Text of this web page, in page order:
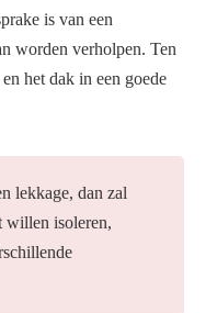
is van een
worden verholpen. Ten
het dak in een goede
lekkage, dan zal
willen isoleren,